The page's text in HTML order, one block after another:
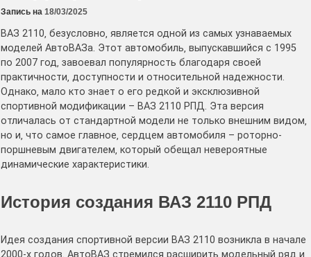
Запись на 18/03/2025
ВАЗ 2110‚ безусловно‚ является одной из самых узнаваемых
моделей АвтоВАЗа․ Этот автомобиль‚ выпускавшийся с 1995
по 2007 год‚ завоевал популярность благодаря своей
практичности‚ доступности и относительной надежности․
Однако‚ мало кто знает о его редкой и эксклюзивной
спортивной модификации – ВАЗ 2110 РПД․ Эта версия
отличалась от стандартной модели не только внешним видом‚
но и‚ что самое главное‚ сердцем автомобиля – роторно-
поршневым двигателем‚ который обещал невероятные
динамические характеристики․
История создания ВАЗ 2110 РПД
Идея создания спортивной версии ВАЗ 2110 возникла в начале